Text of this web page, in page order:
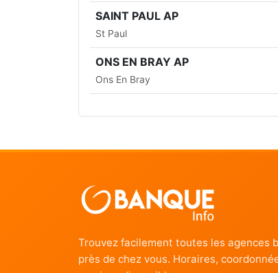
SAINT PAUL AP
St Paul
ONS EN BRAY AP
Ons En Bray
Trouvez facilement toutes les agences
près de chez vous. Horaires,